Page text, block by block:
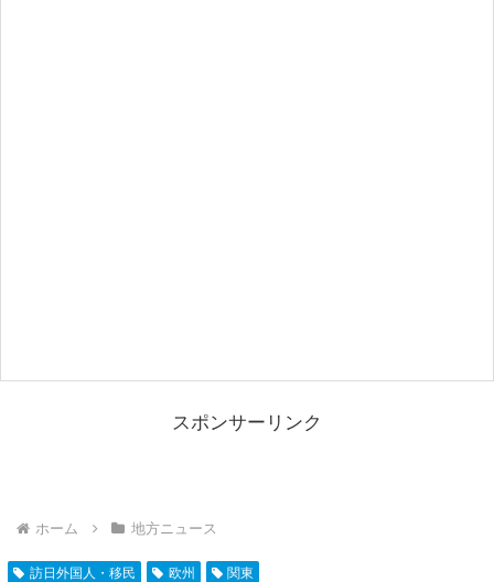
スポンサーリンク
ホーム 地方ニュース
訪日外国人・移民 欧州 関東